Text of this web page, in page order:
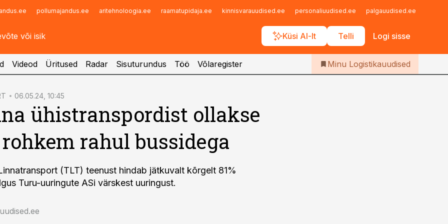
pollumajandus.ee aritehnoloogia.ee raamatupidaja.ee kinnisvarauudised.ee personaliuudised.ee palgauudised.ee
Küsi AI-lt Telli Logi sisse
Infopank
Iseteenindus
Telli Logistikauudised
Videod Üritused Radar Sisuturundus Töö Võlaregister Minu Logistikauudised
06.05.24, 10:45
ühistranspordist ollakse
rahul bussidega
(TLT) teenust hindab jätkuvalt kõrgelt 81%
Turu-uuringute ASi värskest uuringust.